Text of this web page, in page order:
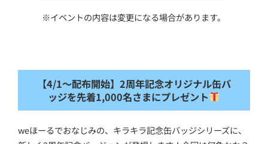
※イベントの内容は変更になる場合があります。
【4/1～配布開始】 2周年記念オリジナル缶バ
ッジを先着1,000名さまにプレゼント
weほーるでおなじみの、キラキラ記念缶バッジシリーズに、